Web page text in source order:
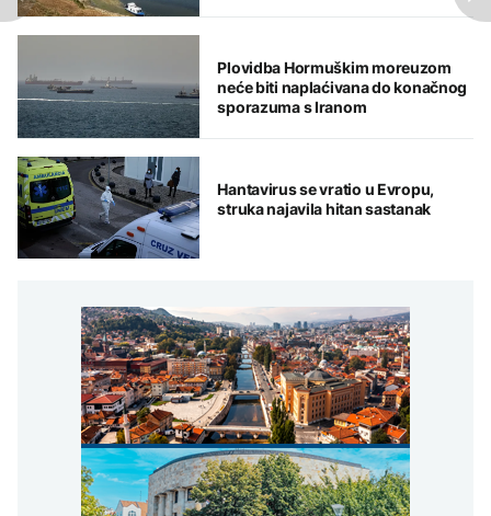
Plovidba Hormuškim moreuzom
neće biti naplaćivana do konačnog
sporazuma s Iranom
Hantavirus se vratio u Evropu,
struka najavila hitan sastanak